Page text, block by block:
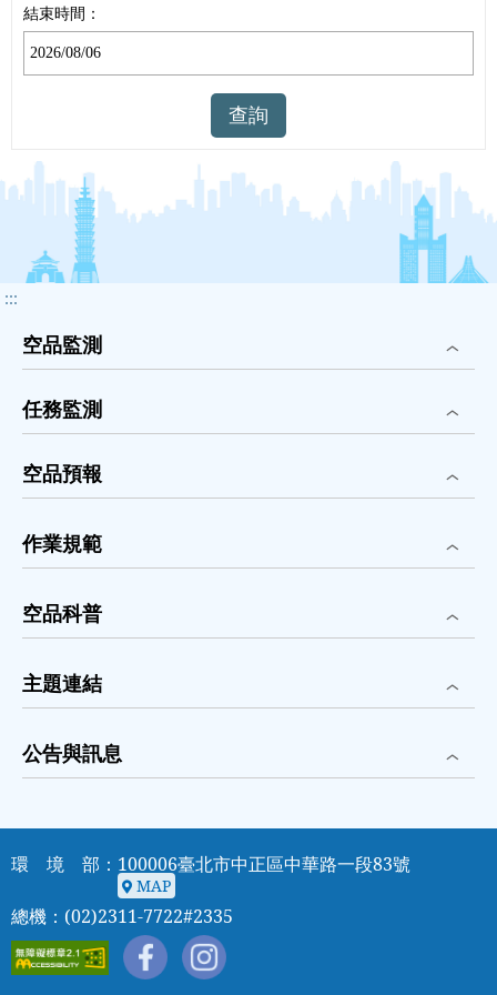
結束時間：
查詢
:::
空品監測
任務監測
空品預報
作業規範
空品科普
主題連結
公告與訊息
環 境 部：100006臺北市中正區中華路一段83號
MAP
MAP
總機：(02)2311-7722#2335